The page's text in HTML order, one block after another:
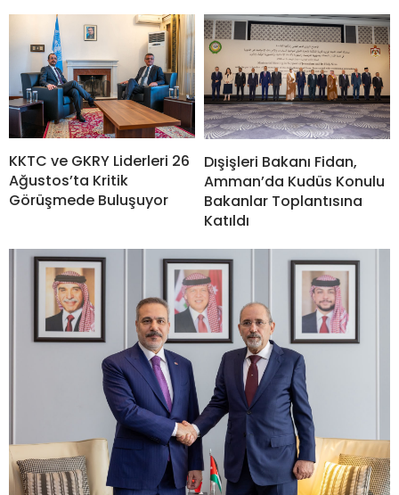
KKTC ve GKRY Liderleri 26
Ağustos’ta Kritik
Görüşmede Buluşuyor
Dışişleri Bakanı Fidan,
Amman’da Kudüs Konulu
Bakanlar Toplantısına
Katıldı